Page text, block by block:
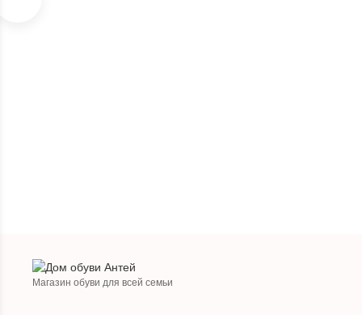
Магазин обуви для всей семьи